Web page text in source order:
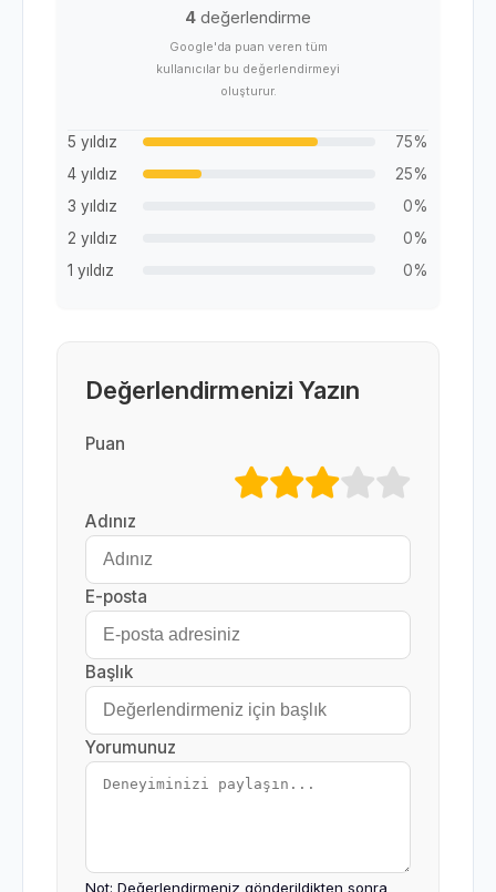
4 değerlendirme
Google'da puan veren tüm
kullanıcılar bu değerlendirmeyi
oluşturur.
5 yıldız
75%
4 yıldız
25%
3 yıldız
0%
2 yıldız
0%
1 yıldız
0%
Değerlendirmenizi Yazın
Puan
Adınız
E-posta
Başlık
Yorumunuz
Not: Değerlendirmeniz gönderildikten sonra